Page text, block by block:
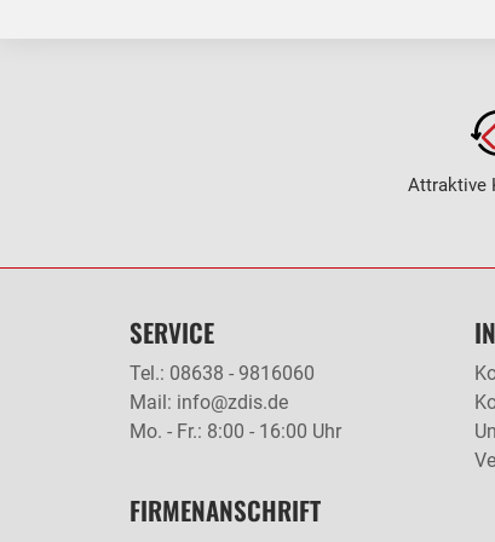
Attraktive
SERVICE
Tel.: 08638 - 9816060
Mail: info@zdis.de
Mo. - Fr.: 8:00 - 16:00 Uhr
FIRMENANSCHRIFT